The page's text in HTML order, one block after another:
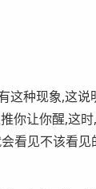
这种现象,这
你让你醒,这
看见不该看